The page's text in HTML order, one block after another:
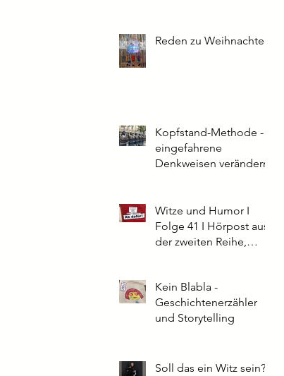
Reden zu Weihnachten
Kopfstand-Methode -
eingefahrene
Denkweisen verändern
Witze und Humor I
Folge 41 I Hörpost aus
der zweiten Reihe,
Kein Blabla -
Geschichtenerzähler
und Storytelling
Soll das ein Witz sein?